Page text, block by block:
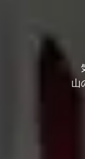
・『
話題
超え
・『
漁師
界中
箱庭
現在
を部
の組織
本来注
組織
いま
メン
のポ
????
山